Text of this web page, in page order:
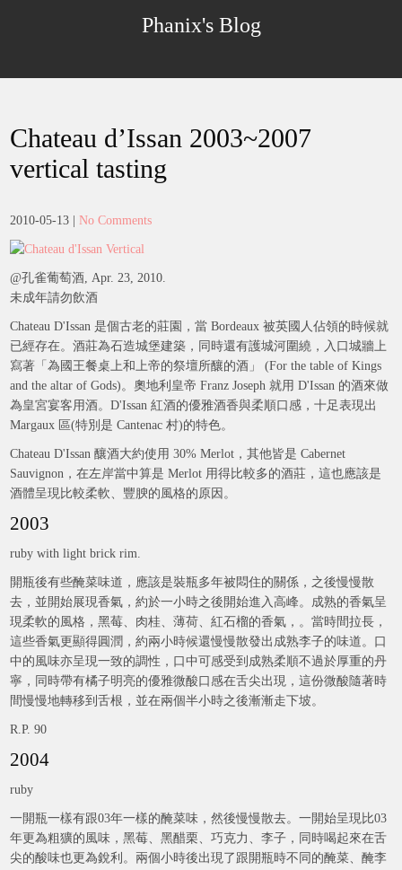
Phanix's Blog
Chateau d’Issan 2003~2007
vertical tasting
2010-05-13 |No Comments
@孔雀葡萄酒, Apr. 23, 2010.
未成年請勿飲酒
Chateau D'Issan 是個古老的莊園，當 Bordeaux 被英國人佔領的時候就
已經存在。酒莊為石造城堡建築，同時還有護城河圍繞，入口城牆上
寫著「為國王餐桌上和上帝的祭壇所釀的酒」 (For the table of Kings
and the altar of Gods)。奧地利皇帝 Franz Joseph 就用 D'Issan 的酒來做
為皇宮宴客用酒。D'Issan 紅酒的優雅酒香與柔順口感，十足表現出
Margaux 區(特別是 Cantenac 村)的特色。
Chateau D'Issan 釀酒大約使用 30% Merlot，其他皆是 Cabernet
Sauvignon，在左岸當中算是 Merlot 用得比較多的酒莊，這也應該是
酒體呈現比較柔軟、豐腴的風格的原因。
2003
ruby with light brick rim.
開瓶後有些醃菜味道，應該是裝瓶多年被悶住的關係，之後慢慢散
去，並開始展現香氣，約於一小時之後開始進入高峰。成熟的香氣呈
現柔軟的風格，黑莓、肉桂、薄荷、紅石榴的香氣，。當時間拉長，
這些香氣更顯得圓潤，約兩小時候還慢慢散發出成熟李子的味道。口
中的風味亦呈現一致的調性，口中可感受到成熟柔順不過於厚重的丹
寧，同時帶有橘子明亮的優雅微酸口感在舌尖出現，這份微酸隨著時
間慢慢地轉移到舌根，並在兩個半小時之後漸漸走下坡。
R.P. 90
2004
ruby
一開瓶一樣有跟03年一樣的醃菜味，然後慢慢散去。一開始呈現比03
年更為粗獷的風味，黑莓、黑醋栗、巧克力、李子，同時喝起來在舌
尖的酸味也更為銳利。兩個小時後出現了跟開瓶時不同的醃菜、醃李